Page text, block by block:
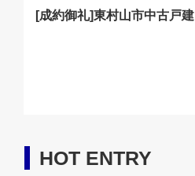
[成約御礼]東村山市中古戸建
HOT ENTRY